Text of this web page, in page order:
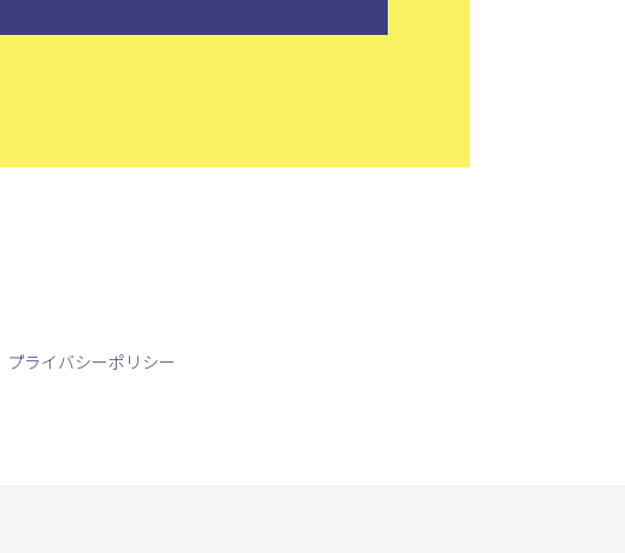
プライバシーポリシー